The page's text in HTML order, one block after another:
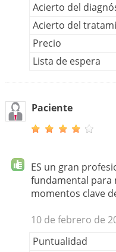
Acierto del
Acierto del
Precio
Lista de espera
Paciente
ES un gran
fundamental para
momentos clave
10 de febrero de
Puntualidad